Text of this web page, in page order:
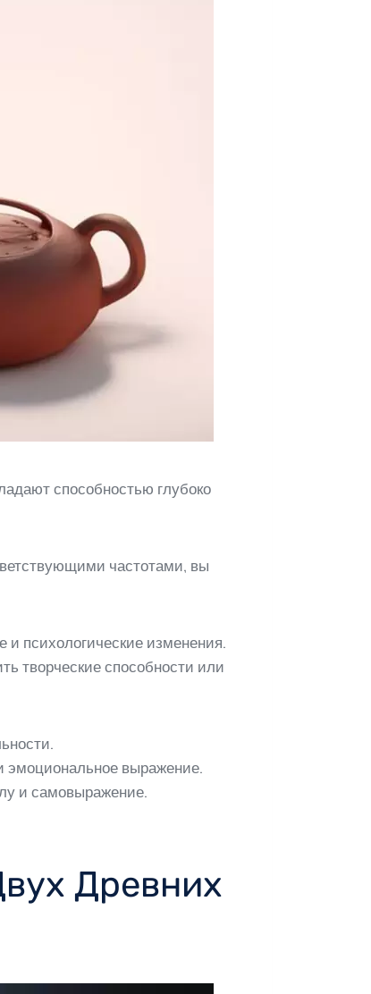
способностью глубоко
частотами, вы
психологические изменения.
творческие способности или
эмоциональное выражение.
и самовыражение.
Древних